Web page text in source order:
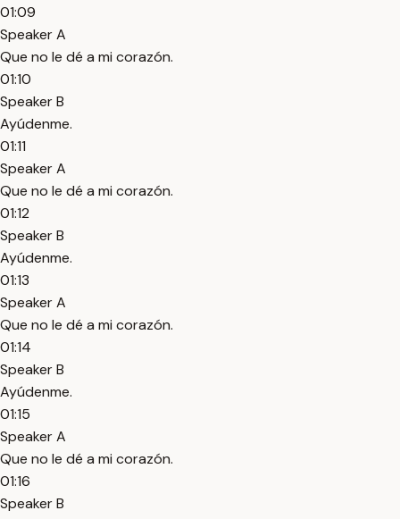
01:09
Speaker A
Que no le dé a mi corazón.
01:10
Speaker B
Ayúdenme.
01:11
Speaker A
Que no le dé a mi corazón.
01:12
Speaker B
Ayúdenme.
01:13
Speaker A
Que no le dé a mi corazón.
01:14
Speaker B
Ayúdenme.
01:15
Speaker A
Que no le dé a mi corazón.
01:16
Speaker B